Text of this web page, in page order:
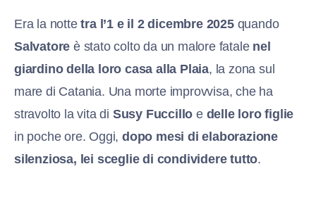
Era la nottetra l’1 e il 2 dicembre 2025quando
Salvatore è stato colto da un malore fatale nel
giardino della loro casa alla Plaia, la zona sul
mare di Catania. Una morte improvvisa, che ha
stravolto la vita di Susy Fuccillo e delle loro figlie
in poche ore. Oggi,dopo mesi di elaborazione
silenziosa, lei sceglie di condividere tutto.